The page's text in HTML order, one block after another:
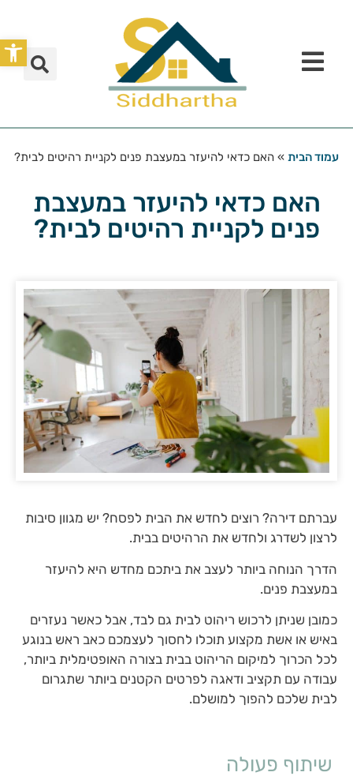
פתח
עמוד הבית » האם כדאי להיעזר במעצבת פנים לקניית רהיטים לבית?
האם כדאי להיעזר במעצבת
פנים לקניית רהיטים לבית?
עברתם דירה? רוצים לחדש את הבית לפסח? יש מגוון סיבות
לרצון לשדרג ולחדש את הרהיטים בבית.
הדרך הנוחה ביותר לעצב את ביתכם מחדש היא להיעזר
במעצבת פנים.
כמובן שניתן לרכוש ריהוט לבית גם לבד, אבל כאשר נעזרים
באיש או אשת מקצוע תוכלו לחסוך לעצמכם כאב ראש בנוגע
לכל הכרוך למיקום הריהוט בבית בצורה האופטימלית ביותר,
עבודה עם תקציב ודאגה לפרטים הקטנים ביותר שתגרום
לבית שלכם להפוך למושלם.
שיתוף פעולה